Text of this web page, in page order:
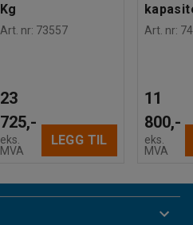
Kg
Art. nr: 73557
23
725,-
eks.
MVA
LEGG TIL
Art. nr:
11
800,-
eks.
MVA